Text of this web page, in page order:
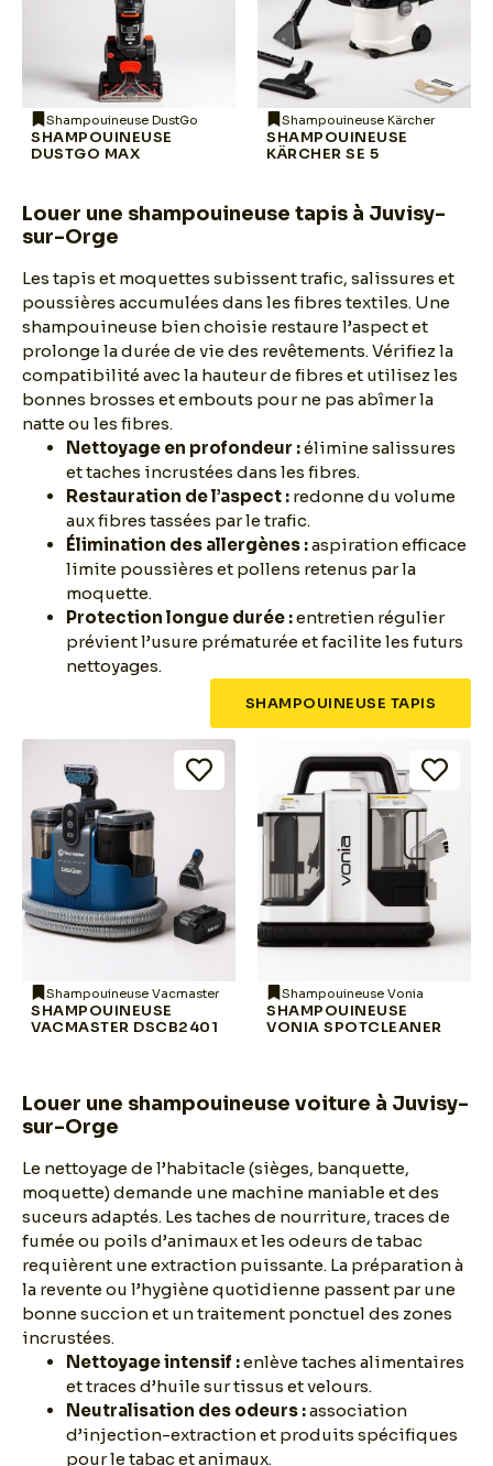
Shampouineuse DustGo
SHAMPOUINEUSE
DUSTGO MAX
Shampouineuse Kärcher
SHAMPOUINEUSE
KÄRCHER SE 5
Louer une shampouineuse tapis à Juvisy-
sur-Orge
Les tapis et moquettes subissent trafic, salissures et
poussières accumulées dans les fibres textiles. Une
shampouineuse bien choisie restaure l’aspect et
prolonge la durée de vie des revêtements. Vérifiez la
compatibilité avec la hauteur de fibres et utilisez les
bonnes brosses et embouts pour ne pas abîmer la
natte ou les fibres.
Nettoyage en profondeur :élimine salissures
et taches incrustées dans les fibres.
Restauration de l’aspect : redonne du volume
aux fibres tassées par le trafic.
Élimination des allergènes :aspiration efficace
limite poussières et pollens retenus par la
moquette.
Protection longue durée :entretien régulier
prévient l’usure prématurée et facilite les futurs
nettoyages.
SHAMPOUINEUSE TAPIS
Shampouineuse Vacmaster
SHAMPOUINEUSE
VACMASTER DSCB2401
Shampouineuse Vonia
SHAMPOUINEUSE
VONIA SPOTCLEANER
Louer une shampouineuse voiture à Juvisy-
sur-Orge
Le nettoyage de l’habitacle (sièges, banquette,
moquette) demande une machine maniable et des
suceurs adaptés. Les taches de nourriture, traces de
fumée ou poils d’animaux et les odeurs de tabac
requièrent une extraction puissante. La préparation à
la revente ou l’hygiène quotidienne passent par une
bonne succion et un traitement ponctuel des zones
incrustées.
Nettoyage intensif :enlève taches alimentaires
et traces d’huile sur tissus et velours.
Neutralisation des odeurs :association
d’injection-extraction et produits spécifiques
pour le tabac et animaux.